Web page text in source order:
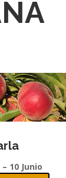
10 Junio